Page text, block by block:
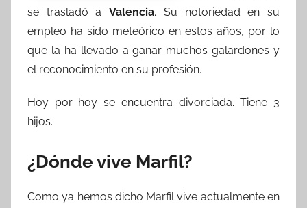
se trasladó aValencia. Su notoriedad en su
empleo ha sido meteórico en estos años, por lo
que la ha llevado a ganar muchos galardones y
el reconocimiento en su profesión.
Hoy por hoy se encuentra divorciada. Tiene 3
hijos.
¿Dónde vive Marfil?
Como ya hemos dicho Marfil vive actualmente en